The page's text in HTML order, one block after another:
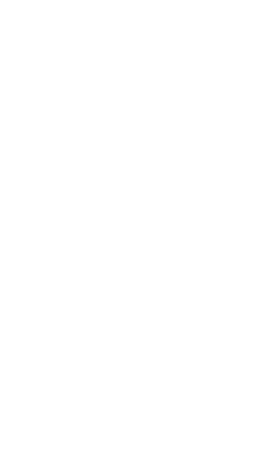
Services verlieren,
Tage im Voraus
für die verbleibende
oder bessere
bereitstellen; oder
Ihren Vertrag zu
Rückerstattung für die
zu erhalten. Um
Sie uns innerhalb
wir Sie über die
informiert haben,
ein Netzwerk.
ein Netzwerk zu
den